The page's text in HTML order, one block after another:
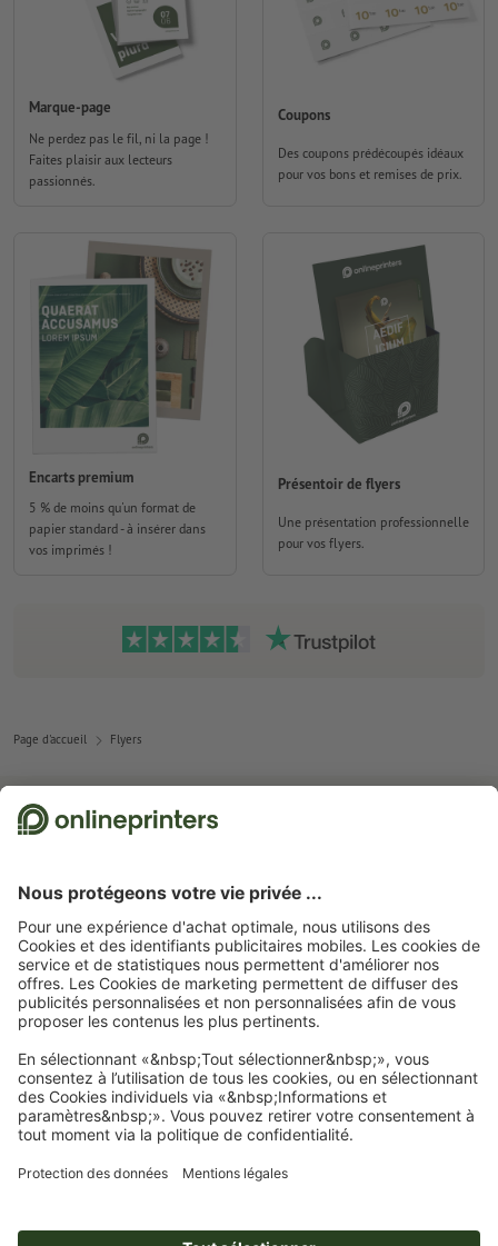
Marque-page
Ne perdez pas le fil, ni la page !
Faites plaisir aux lecteurs
passionnés.
Coupons
Des coupons prédécoupés idéaux
pour vos bons et remises de prix.
Encarts premium
5 % de moins qu'un format de
papier standard - à insérer dans
vos imprimés !
Présentoir de flyers
Une présentation professionnelle
pour vos flyers.
Page d'accueil Flyers
À propos de nous
L'entreprise
Presse
Emplois & carrière
Protection de l'environnement
Service
Expédition
Réclamation
Tutoriels Photoshop
Tutoriels InDesign
Polices & Fonts gratuits
Modes de paiement
Virement
Abonnez-vous à notre newsletter et profitez d'une remise de
15 %